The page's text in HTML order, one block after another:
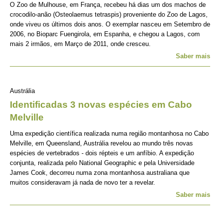
O Zoo de Mulhouse, em França, recebeu há dias um dos machos de
crocodilo-anão (Osteolaemus tetraspis) proveniente do Zoo de Lagos,
onde viveu os últimos dois anos. O exemplar nasceu em Setembro de
2006, no Bioparc Fuengirola, em Espanha, e chegou a Lagos, com
mais 2 irmãos, em Março de 2011, onde cresceu.
Saber mais
Austrália
Identificadas 3 novas espécies em Cabo
Melville
Uma expedição científica realizada numa região montanhosa no Cabo
Melville, em Queensland, Austrália revelou ao mundo três novas
espécies de vertebrados - dois répteis e um anfíbio. A expedição
conjunta, realizada pelo National Geographic e pela Universidade
James Cook, decorreu numa zona montanhosa australiana que
muitos consideravam já nada de novo ter a revelar.
Saber mais